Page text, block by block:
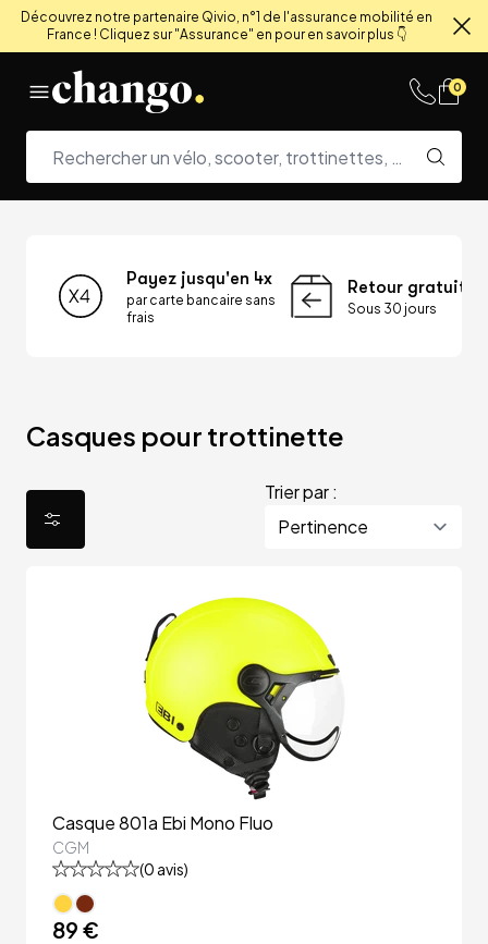
Découvrez notre partenaire Qivio, n°1 de l'assurance mobilité en
France ! Cliquez sur "Assurance" en pour en savoir plus 👇
0
Payez jusqu'en 4x
par carte bancaire sans
frais
Retour gratuit
Sous 30 jours
Casques pour trottinette
Trier par :
Casque 801a Ebi Mono Fluo
CGM
(0 avis)
89 €